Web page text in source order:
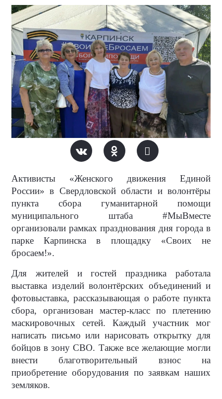
Активисты «Женского движения Единой
России» в Свердловской области и волонтёры
пункта сбора гуманитарной помощи
муниципального штаба #МыВместе
организовали рамках празднования дня города в
парке Карпинска в площадку «Своих не
бросаем!».
Для жителей и гостей праздника работала
выставка изделий волонтёрских объединений и
фотовыставка, рассказывающая о работе пункта
сбора, организован мастер-класс по плетению
маскировочных сетей. Каждый участник мог
написать письмо или нарисовать открытку для
бойцов в зону СВО. Также все желающие могли
внести благотворительный взнос на
приобретение оборудования по заявкам наших
земляков.